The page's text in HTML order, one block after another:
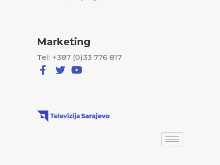
Marketing
Tel: +387 (0)33 776 817